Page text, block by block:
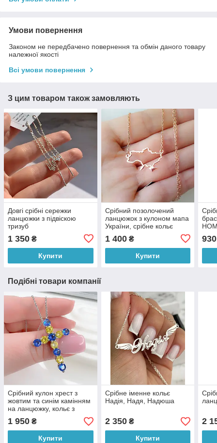
Умови повернення
Законом не передбачено повернення та обмін даного товару
належної якості
Всі умови повернення
З цим товаром також замовляють
Довгі срібні сережки
ланцюжки з підвіскою
тризуб
1 350 ₴
Купити
Срібний позолочений
ланцюжок з кулоном мапа
України, срібне кольє
символіка
1 400₴
Купити
930
Подібні товари компанії
Срібний кулон хрест з
жовтим та синім камінням
на ланцюжку, кольє з
хрестиком срібло
1 950 ₴
Купити
Срібне іменне кольє
Надія, Надя, Надюша
2 350₴
Купити
2